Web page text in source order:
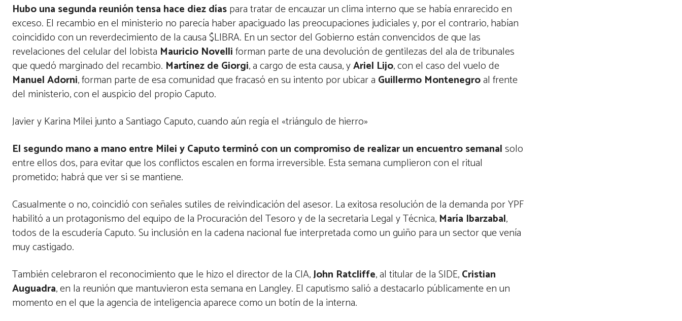
Hubo una segunda reunión tensa hace diez díaspara tratar de encauzar un clima interno que se había enrarecido en
exceso. El recambio en el ministerio no parecía haber apaciguado las preocupaciones judiciales y, por el contrario, habían
coincidido con un reverdecimiento de la causa $LIBRA. En un sector del Gobierno están convencidos de que las
revelaciones del celular del lobista Mauricio Novelliforman parte de una devolución de gentilezas del ala de tribunales
que quedó marginado del recambio. Martínez de Giorgi, a cargo de esta causa, yAriel Lijo, con el caso del vuelo de
Manuel Adorni, forman parte de esa comunidad que fracasó en su intento por ubicar a Guillermo Montenegroal frente
del ministerio, con el auspicio del propio Caputo.
Javier y Karina Milei junto a Santiago Caputo, cuando aún regía el «triángulo de hierro»
El segundo mano a mano entre Milei y Caputo terminó con un compromiso de realizar un encuentro semanalsolo
entre ellos dos, para evitar que los conflictos escalen en forma irreversible. Esta semana cumplieron con el ritual
prometido; habrá que ver si se mantiene.
Casualmente o no, coincidió con señales sutiles de reivindicación del asesor. La exitosa resolución de la demanda por YPF
habilitó a un protagonismo del equipo de la Procuración del Tesoro y de la secretaria Legal y Técnica, María Ibarzabal,
todos de la escudería Caputo. Su inclusión en la cadena nacional fue interpretada como un guiño para un sector que venía
muy castigado.
También celebraron el reconocimiento que le hizo el director de la CIA,John Ratcliffe, al titular de la SIDE,Cristian
Auguadra, en la reunión que mantuvieron esta semana en Langley. El caputismo salió a destacarlo públicamente en un
momento en el que la agencia de inteligencia aparece como un botín de la interna.